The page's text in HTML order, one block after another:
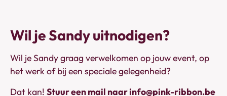
Wil je Sandy uitnodigen?
Wil je Sandy graag verwelkomen op jouw event, op
het werk of bij een speciale gelegenheid?
Dat kan! Stuur een mail naar info@pink-ribbon.be